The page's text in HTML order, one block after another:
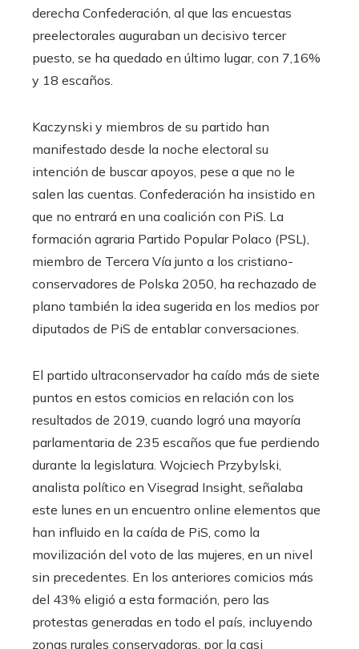
derecha Confederación, al que las encuestas
preelectorales auguraban un decisivo tercer
puesto, se ha quedado en último lugar, con 7,16%
y 18 escaños.
Kaczynski y miembros de su partido han
manifestado desde la noche electoral su
intención de buscar apoyos, pese a que no le
salen las cuentas. Confederación ha insistido en
que no entrará en una coalición con PiS. La
formación agraria Partido Popular Polaco (PSL),
miembro de Tercera Vía junto a los cristiano-
conservadores de Polska 2050, ha rechazado de
plano también la idea sugerida en los medios por
diputados de PiS de entablar conversaciones.
El partido ultraconservador ha caído más de siete
puntos en estos comicios en relación con los
resultados de 2019, cuando logró una mayoría
parlamentaria de 235 escaños que fue perdiendo
durante la legislatura. Wojciech Przybylski,
analista político en Visegrad Insight, señalaba
este lunes en un encuentro online elementos que
han influido en la caída de PiS, como la
movilización del voto de las mujeres, en un nivel
sin precedentes. En los anteriores comicios más
del 43% eligió a esta formación, pero las
protestas generadas en todo el país, incluyendo
zonas rurales conservadoras, por la casi